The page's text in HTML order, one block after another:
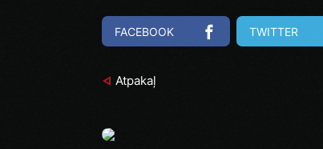
FACEBOOK TWITTER
Atpakaļ